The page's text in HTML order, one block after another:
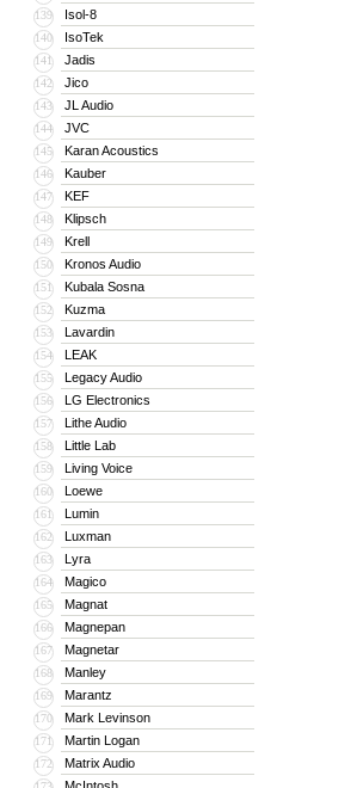
139 Isol-8
140 IsoTek
141 Jadis
142 Jico
143 JL Audio
144 JVC
145 Karan Acoustics
146 Kauber
147 KEF
148 Klipsch
149 Krell
150 Kronos Audio
151 Kubala Sosna
152 Kuzma
153 Lavardin
154 LEAK
155 Legacy Audio
156 LG Electronics
157 Lithe Audio
158 Little Lab
159 Living Voice
160 Loewe
161 Lumin
162 Luxman
163 Lyra
164 Magico
165 Magnat
166 Magnepan
167 Magnetar
168 Manley
169 Marantz
170 Mark Levinson
171 Martin Logan
172 Matrix Audio